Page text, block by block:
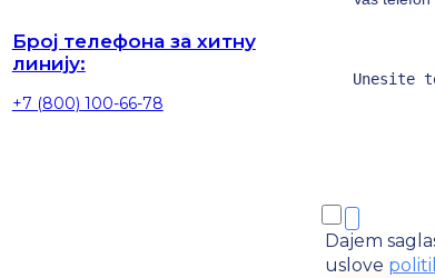
Број телефона за хитну
линију:
+7 (800) 100-66-78
Dajem
uslove